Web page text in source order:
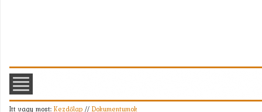
Itt vagy most: Kezdőlap // Dokumentumok